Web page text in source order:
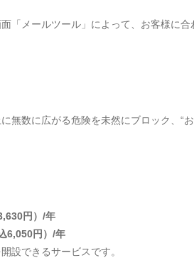
「メールツール」によって、お客様に
数に広がる危険を未然にブロック、“
円）/年
6,050円）/年
設できるサービスです。